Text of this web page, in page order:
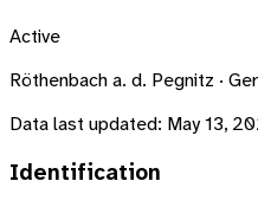
Active
Röthenbach a. d. Pegnitz ·
Data last updated: May 13,
Identification